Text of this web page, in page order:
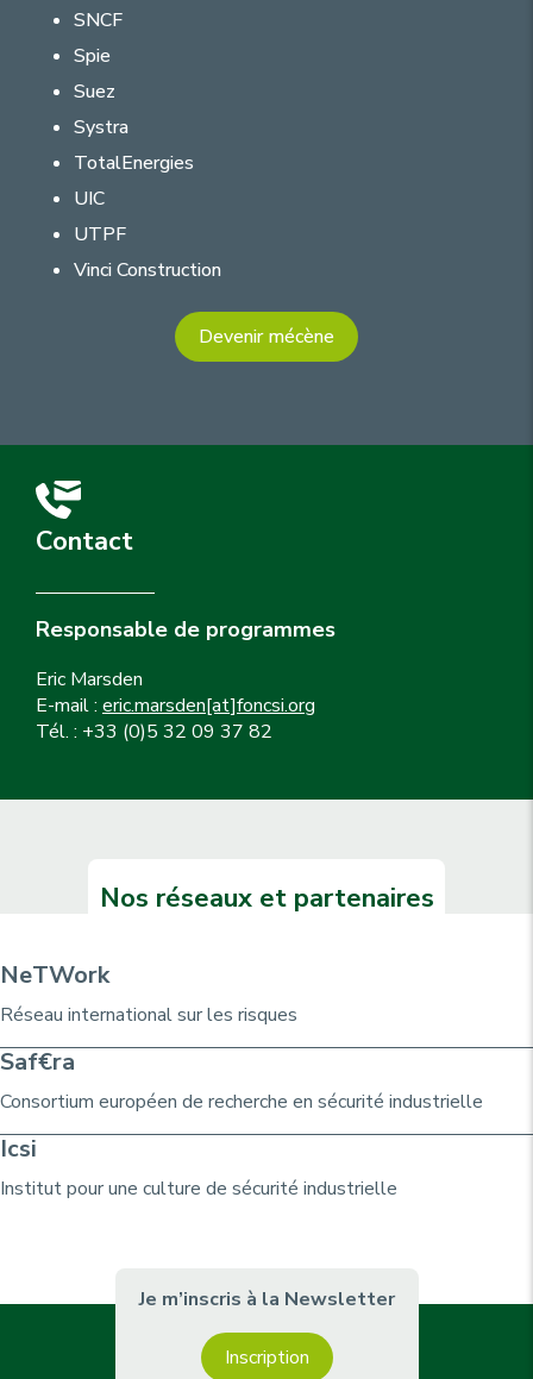
SNCF
Spie
Suez
Systra
TotalEnergies
UIC
UTPF
Vinci Construction
Devenir mécène
Contact
Responsable de programmes
Eric Marsden
E-mail : eric.marsden[at]foncsi.org
Tél. : +33 (0)5 32 09 37 82
Nos réseaux et partenaires
NeTWork
Réseau international sur les risques
Saf€ra
Consortium européen de recherche en sécurité industrielle
Icsi
Institut pour une culture de sécurité industrielle
Je m’inscris à la Newsletter
Inscription